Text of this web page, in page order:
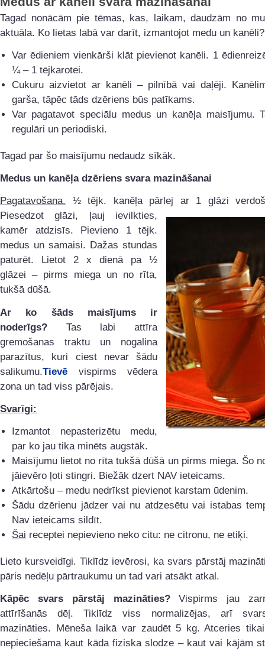
Tagad nonācām pie tēmas, kas, laikam, daudzām no
aktuāla. Ko lietas labā var darīt, izmantojot medu un kanēli?
Var ēdieniem vienkārši klāt pievienot kanēli. 1
¼ – 1 tējkarotei.
Cukuru aizvietot ar kanēli – pilnībā vai daļēji.
garša, tāpēc tāds dzēriens būs patīkams.
Var pagatavot speciālu medus un kanēļa maisījumu.
regulāri un periodiski.
Tagad par šo maisījumu nedaudz sīkāk.
Medus un kanēļa dzēriens svara mazināšanai
Pagatavošana. ½ tējk. kanēļa pārlej ar 1 glāzi
Piesedzot glāzi, ļauj ievilkties,
kamēr atdzisīs. Pievieno 1 tējk.
medus un samaisi. Dažas stundas
paturēt. Lietot 2 x dienā pa ½
glāzei – pirms miega un no rīta,
tukšā dūšā.
Ar ko šāds maisījums ir
noderīgs? Tas labi attīra
gremošanas traktu un nogalina
parazītus, kuri ciest nevar šādu
salikumu.Tievē vispirms vēdera
zona un tad viss pārējais.
Svarīgi:
Izmantot nepasterizētu medu,
par ko jau tika minēts augstāk.
Maisījumu lietot no rīta tukšā dūšā un pirms miega. Šo
jāievēro ļoti stingri. Biežāk dzert NAV ieteicams.
Atkārtošu – medu nedrīkst pievienot karstam ūdenim.
Šādu dzērienu jādzer vai nu atdzesētu vai istabas
Nav ieteicams sildīt.
Šai receptei nepievieno neko citu: ne citronu, ne etiķi.
Lieto kursveidīgi. Tiklīdz ievērosi, ka svars pārstāj
pāris nedēļu pārtraukumu un tad vari atsākt atkal.
Kāpēc svars pārstāj mazināties?Vispirms jau
attīrīšanās dēļ. Tiklīdz viss normalizējas, arī
mazināties. Mēneša laikā var zaudēt 5 kg. Atceries
nepieciešama kaut kāda fiziska slodze – kaut vai kājām